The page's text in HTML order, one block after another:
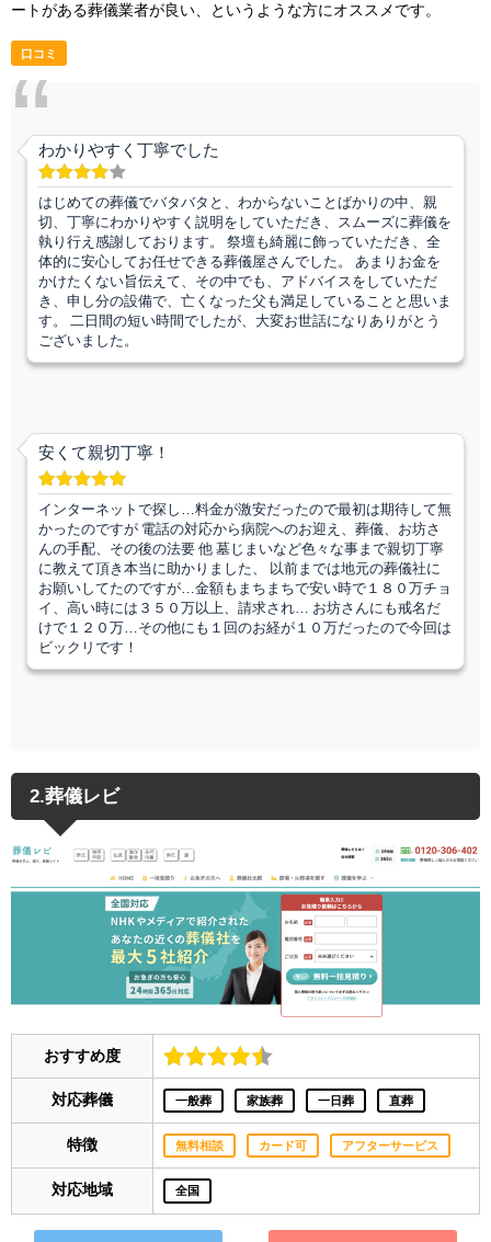
ートがある葬儀業者が良い、というような方にオススメです。
口コミ
わかりやすく丁寧でした
はじめての葬儀でバタバタと、わからないことばかりの中、親
切、丁寧にわかりやすく説明をしていただき、スムーズに葬儀を
執り行え感謝しております。 祭壇も綺麗に飾っていただき、全
体的に安心してお任せできる葬儀屋さんでした。 あまりお金を
かけたくない旨伝えて、その中でも、アドバイスをしていただ
き、申し分の設備で、亡くなった父も満足していることと思いま
す。 二日間の短い時間でしたが、大変お世話になりありがとう
ございました。
安くて親切丁寧！
インターネットで探し…料金が激安だったので最初は期待して無
かったのですが 電話の対応から病院へのお迎え、葬儀、お坊さ
んの手配、その後の法要 他 墓じまいなど色々な事まで親切丁寧
に教えて頂き本当に助かりました、 以前までは地元の葬儀社に
お願いしてたのですが…金額もまちまちで安い時で１８０万チョ
イ、高い時には３５０万以上、請求され… お坊さんにも戒名だ
けで１２０万…その他にも１回のお経が１０万だったので今回は
ビックリです！
2.葬儀レビ
おすすめ度
対応葬儀 一般葬 家族葬 一日葬 直葬
特徴 無料相談 カード可 アフターサービス
対応地域 全国